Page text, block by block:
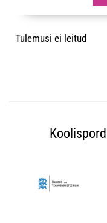
Tulemusi ei leitud